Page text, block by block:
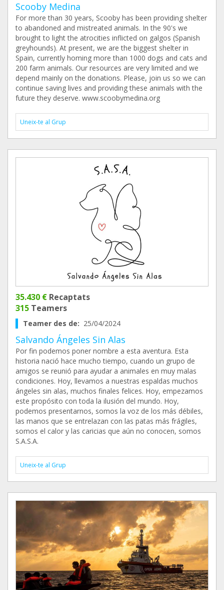
Scooby Medina
For more than 30 years, Scooby has been providing shelter
to abandoned and mistreated animals. In the 90's we
brought to light the atrocities inflicted on galgos (Spanish
greyhounds). At present, we are the biggest shelter in
Spain, currently homing more than 1000 dogs and cats and
200 farm animals. Our resources are very limited and we
depend mainly on the donations. Please, join us so we can
continue saving lives and providing these animals with the
future they deserve. www.scoobymedina.org
Uneix-te al Grup
35.430 € Recaptats
315 Teamers
Teamer des de: 25/04/2024
Salvando Ángeles Sin Alas
Por fin podemos poner nombre a esta aventura. Esta
historia nació hace mucho tiempo, cuando un grupo de
amigos se reunió para ayudar a animales en muy malas
condiciones. Hoy, llevamos a nuestras espaldas muchos
ángeles sin alas, muchos finales felices. Hoy, empezamos
este propósito con toda la ilusión del mundo. Hoy,
podemos presentarnos, somos la voz de los más débiles,
las manos que se entrelazan con las patas más frágiles,
somos el calor y las caricias que aún no conocen, somos
S.A.S.A.
Uneix-te al Grup